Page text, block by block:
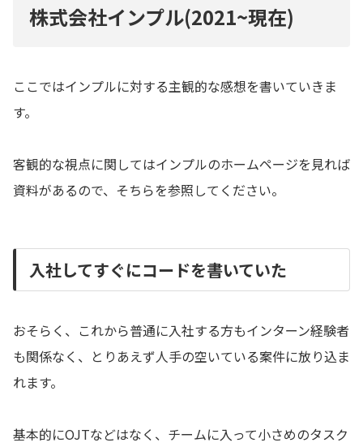
株式会社インプル(2021~現在)
ここではインプルに対する主観的な感想を書いていきま
す。
客観的な視点に関してはインプルのホームページを見れば
資料があるので、そちらを参照してください。
入社してすぐにコードを書いていた
おそらく、これから普通に入社する方もインターン経験者
も関係なく、とりあえず人手の空いている案件に放り込ま
れます。
基本的にOJTなどはなく、チームに入って小さめのタスク